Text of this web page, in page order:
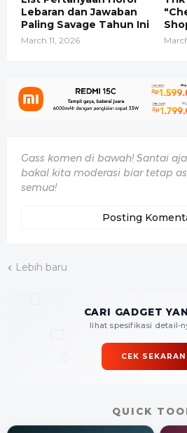
Lebaran dan Jawaban
Paling Savage Tahun Ini
March 11, 2026
Gass komen di bawah! Santai
bakal kita moderasi biar tetap
semua!
Posting
Lebih baru
CARI GADGET
lihat spesifikasi detail-
CEK
QUICK